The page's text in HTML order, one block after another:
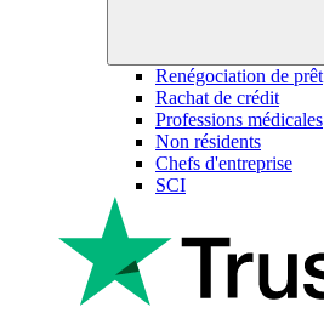
Renégociation de prêt
Rachat de crédit
Professions médicales
Non résidents
Chefs d'entreprise
SCI